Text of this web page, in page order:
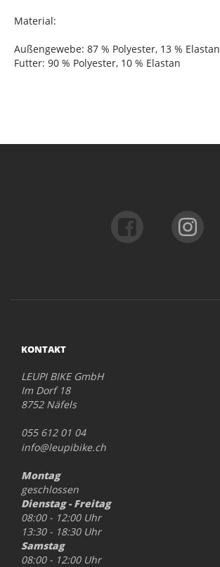
Material:
Außengewebe: 87 % Polyester, 13 % Elastan
Futter: 90 % Polyester, 10 % Elastan
KONTAKT
LEUPI BIKE GmbH
Im Dorf 18
8752 Näfels
055 612 01 04
info@leupibike.ch
Montag
geschlossen
Dienstag - Freitag
08:00 - 12:00 Uhr
13:30 - 18:30 Uhr
Samstag
08:00 - 12:00 Uhr